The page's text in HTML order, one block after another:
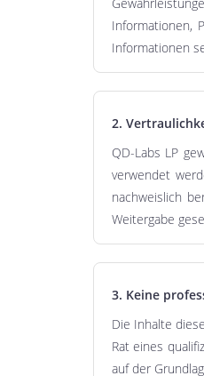
Informationen,
Informationen
2.
QD-Labs LP
verwendet
nachweislich
Weitergabe
3. Keine
Die Inhalte
Rat eines
auf der